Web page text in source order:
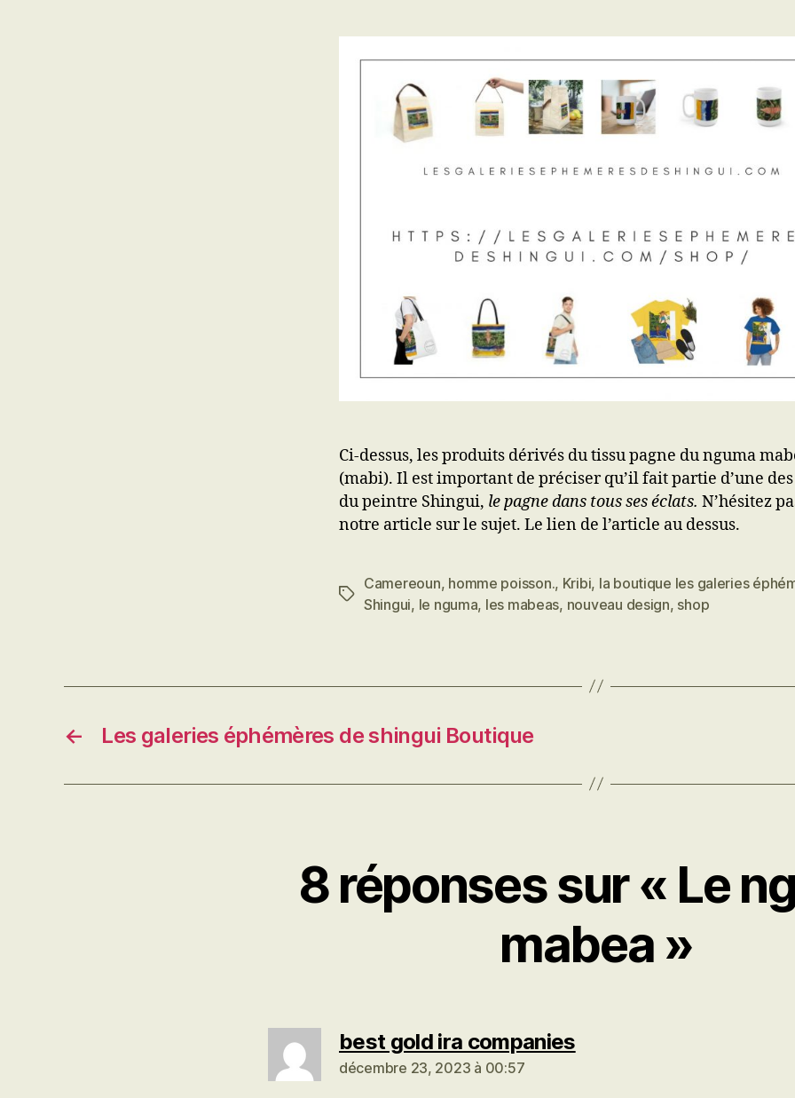
Ci-dessus, les produits dérivés du tissu pagne du nguma
(mabi). Il est important de préciser qu’il fait partie d’une
du peintre Shingui, le pagne dans tous ses éclats. N’hésitez
notre article sur le sujet. Le lien de l’article au dessus.
Étiquettes
Camereoun, homme poisson., Kribi, la boutique les galeries
Shingui, le nguma, les mabeas, nouveau design, shop
← Les galeries éphémères de shingui Boutique
8 réponses sur « Le
mabea »
best gold ira companiesdit :
décembre 23, 2023 à 00:57